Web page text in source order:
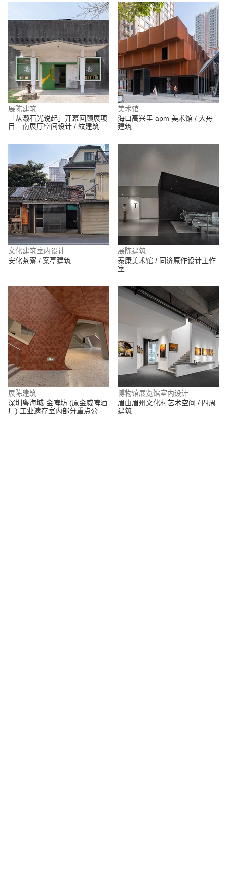
展陈建筑
「从瀫石光说起」开幕回顾展项
目—南展厅空间设计 / 紋建筑
美术馆
海口高兴里 apm 美术馆 / 大舟
建筑
文化建筑室内设计
安化茶寮 / 案亭建筑
展陈建筑
泰康美术馆 / 同济原作设计工作
室
展陈建筑
深圳粤海城·金啤坊 (原金威啤酒
厂) 工业遗存室内部分重点公共
博物馆展览馆室内设计
眉山眉州文化村艺术空间 / 四周
建筑